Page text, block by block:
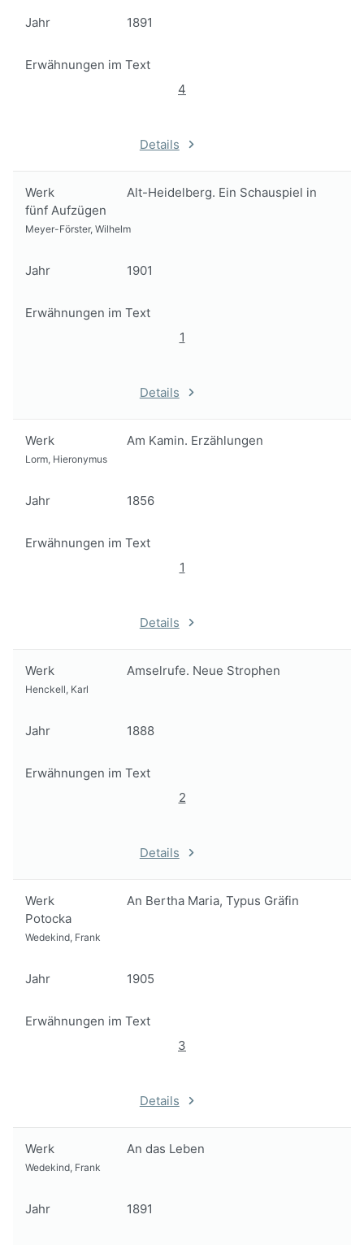
Jahr 1891
Erwähnungen im Text
4
Details
Werk
Alt-Heidelberg. Ein Schauspiel in
fünf Aufzügen
Meyer-Förster, Wilhelm
Jahr 1901
Erwähnungen im Text
1
Details
Werk Am Kamin. Erzählungen
Lorm, Hieronymus
Jahr 1856
Erwähnungen im Text
1
Details
Werk Amselrufe. Neue Strophen
Henckell, Karl
Jahr 1888
Erwähnungen im Text
2
Details
Werk
An Bertha Maria, Typus Gräfin
Potocka
Wedekind, Frank
Jahr 1905
Erwähnungen im Text
3
Details
Werk An das Leben
Wedekind, Frank
Jahr 1891